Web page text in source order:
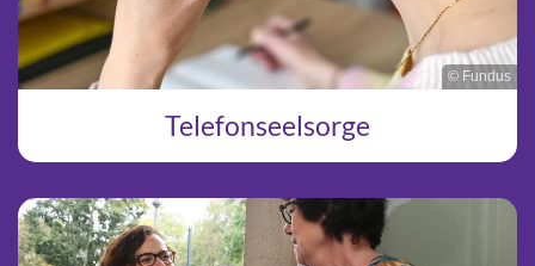
© Fundus
Telefonseelsorge